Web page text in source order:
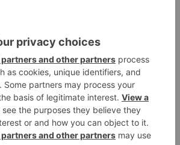
ojos, la nariz y la boca.